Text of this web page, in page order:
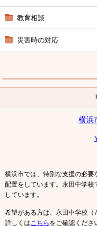
教育相談
災害時の対応
横浜
横浜市では、特別な支援の必
配置をしています。永田中学
しています。
希望がある方は、永田中学校（
詳しくはこちら をご確認くださ